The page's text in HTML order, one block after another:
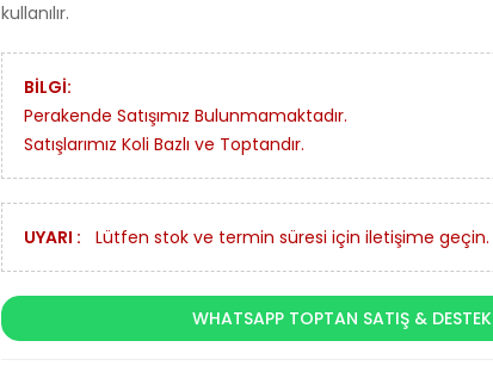
kullanılır.
BİLGİ:
Perakende Satışımız Bulunmamaktadır.
Satışlarımız Koli Bazlı ve Toptandır.
UYARI : Lütfen stok ve termin süresi için iletişime geçin.
WHATSAPP TOPTAN SATIŞ & DESTEK